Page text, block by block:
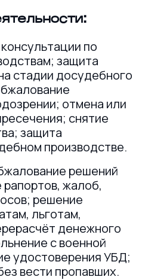
по
защита
стадии досудебного
отмена или
снятие
защита
производстве.
решений
жалоб,
решение
льготам,
денежного
с военной
удостоверения УБД;
вести пропавших.